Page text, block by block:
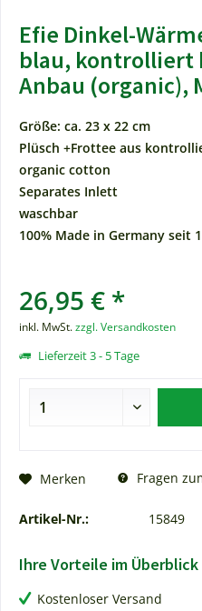
Efie Dinkel-
blau, kontrolliert
Anbau (organic),
Größe: ca. 23 x 22 cm
Plüsch +Frottee aus
organic cotton
Separates Inlett
waschbar
100% Made in Germany seit
26,95 € *
inkl. MwSt.zzgl. Versandkosten
Lieferzeit 3 - 5 Tage
Merken Fragen
Artikel-Nr.: 15849
Ihre Vorteile im Überblick
Kostenloser Versand